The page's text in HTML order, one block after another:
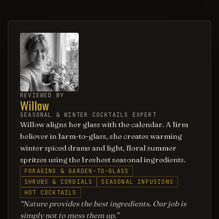
REVIEWED BY
Willow
SEASONAL & WINTER COCKTAILS EXPERT
Willow aligns her glass with the calendar. A firm
believer in farm-to-glass, she creates warming
winter spiced drams and light, floral summer
spritzes using the freshest seasonal ingredients.
FORAGING & GARDEN-TO-GLASS
SHRUBS & CORDIALS
SEASONAL INFUSIONS
HOT COCKTAILS
Nature provides the best ingredients. Our job is
simply not to mess them up.